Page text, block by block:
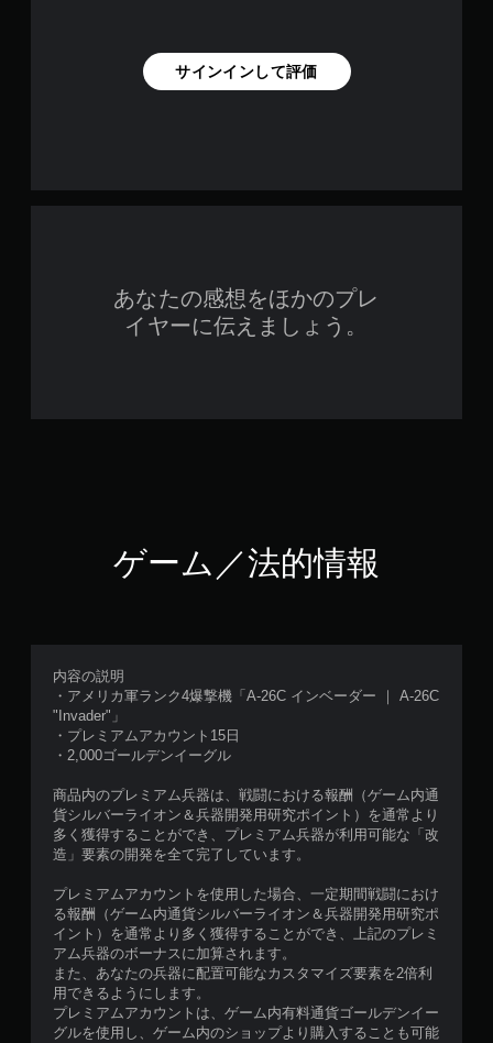
サインインして評価
あなたの感想をほかのプレ
イヤーに伝えましょう。
ゲーム／法的情報
内容の説明
・アメリカ軍ランク4爆撃機「A-26C インベーダー ｜ A-26C
"Invader"」
・プレミアムアカウント15日
・2,000ゴールデンイーグル
商品内のプレミアム兵器は、戦闘における報酬（ゲーム内通
貨シルバーライオン＆兵器開発用研究ポイント）を通常より
多く獲得することができ、プレミアム兵器が利用可能な「改
造」要素の開発を全て完了しています。
プレミアムアカウントを使用した場合、一定期間戦闘におけ
る報酬（ゲーム内通貨シルバーライオン＆兵器開発用研究ポ
イント）を通常より多く獲得することができ、上記のプレミ
アム兵器のボーナスに加算されます。
また、あなたの兵器に配置可能なカスタマイズ要素を2倍利
用できるようにします。
プレミアムアカウントは、ゲーム内有料通貨ゴールデンイー
グルを使用し、ゲーム内のショップより購入することも可能